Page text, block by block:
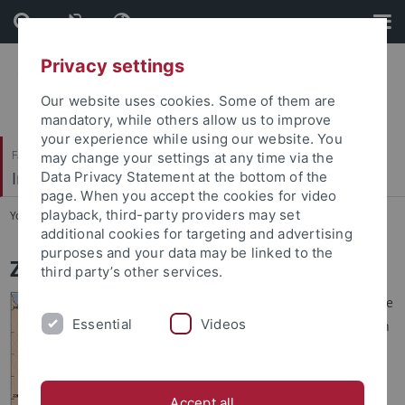
Skip
to
content
Skip
to
footer
Faculty of Protestant Theology
Institute of Biblical Archaeology
You are here: Home ... Zeraqon-Survey
Zeraqon-Survey (1989-1994)
In den Jahren 1989-1994 wurde
im Rahmen der Ausgrabungen
einen archäologischen Survey
Privacy settings
Our website uses cookies. Some of them are
mandatory, while others allow us to improve
your experience while using our website. You
may change your settings at any time via the
Data Privacy Statement at the bottom of the
page. When you accept the cookies for video
playback, third-party providers may set
additional cookies for targeting and advertising
purposes and your data may be linked to the
third party’s other services.
Essential Videos